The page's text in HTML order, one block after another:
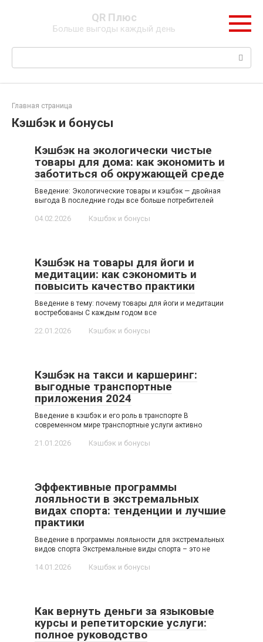
QR Плюс
Больше выгоды каждый день
Поиск:
Главная страница
Кэшбэк и бонусы
Кэшбэк на экологически чистые
товары для дома: как экономить и
заботиться об окружающей среде
Введение: Экологические товары и кэшбэк — двойная
выгода В последние годы все больше потребителей
04.02.2026 Кэшбэк и бонусы
Кэшбэк на товары для йоги и
медитации: как сэкономить и
повысить качество практики
Введение в тему: почему товары для йоги и медитации
востребованы С каждым годом все
22.01.2026 Кэшбэк и бонусы
Кэшбэк на такси и каршеринг:
выгодные транспортные
приложения 2024
Введение в кэшбэк и его роль в транспорте В
современном мире транспортные услуги активно
21.01.2026 Кэшбэк и бонусы
Эффективные программы
лояльности в экстремальных
видах спорта: тенденции и лучшие
практики
Введение в программы лояльности для экстремальных
видов спорта Экстремальные виды спорта – это не
14.01.2026 Кэшбэк и бонусы
Как вернуть деньги за языковые
курсы и репетиторские услуги:
полное руководство